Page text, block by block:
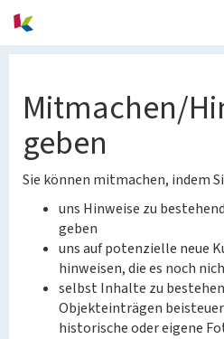
Mitmachen/
geben
Sie können mitmachen, indem
uns Hinweise zu
geben
uns auf potenzielle neue
hinweisen, die es noch
selbst Inhalte zu
Objekteinträgen
historische oder eigene